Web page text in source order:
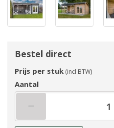
Bestel direct
Prijs per stuk (incl BTW)
Aantal